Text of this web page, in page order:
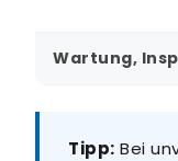
Wartung,
Tipp: Bei